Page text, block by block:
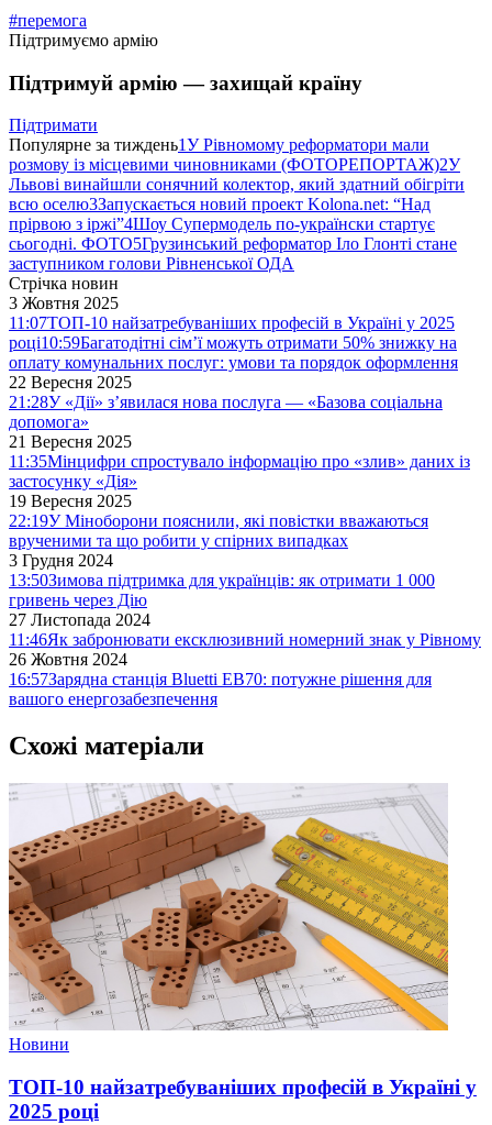
#перемога
Підтримуємо армію
Підтримуй армію — захищай країну
Підтримати
Популярне за тиждень1У Рівномому реформатори мали
розмову із місцевими чиновниками (ФОТОРЕПОРТАЖ)2У
Львові винайшли сонячний колектор, який здатний обігріти
всю оселю3Запускається новий проект Kolona.net: “Над
прірвою з іржі”4Шоу Супермодель по-українски стартує
сьогодні. ФОТО5Грузинський реформатор Іло Глонті стане
заступником голови Рівненської ОДА
Стрічка новин
3 Жовтня 2025
11:07ТОП-10 найзатребуваніших професій в Україні у 2025
році10:59Багатодітні сім’ї можуть отримати 50% знижку на
оплату комунальних послуг: умови та порядок оформлення
22 Вересня 2025
21:28У «Дії» з’явилася нова послуга — «Базова соціальна
допомога»
21 Вересня 2025
11:35Мінцифри спростувало інформацію про «злив» даних із
застосунку «Дія»
19 Вересня 2025
22:19У Міноборони пояснили, які повістки вважаються
врученими та що робити у спірних випадках
3 Грудня 2024
13:50Зимова підтримка для українців: як отримати 1 000
гривень через Дію
27 Листопада 2024
11:46Як забронювати ексклюзивний номерний знак у Рівному
26 Жовтня 2024
16:57Зарядна станція Bluetti EB70: потужне рішення для
вашого енергозабезпечення
Схожі матеріали
Новини
ТОП-10 найзатребуваніших професій в Україні у
2025 році